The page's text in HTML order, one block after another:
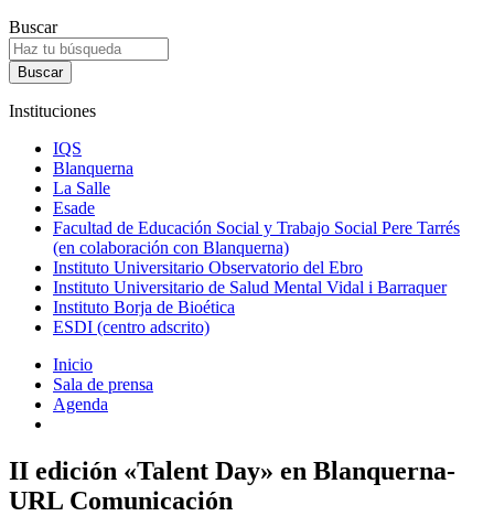
Buscar
Instituciones
IQS
Blanquerna
La Salle
Esade
Facultad de Educación Social y Trabajo Social Pere Tarrés
(en colaboración con Blanquerna)
Instituto Universitario Observatorio del Ebro
Instituto Universitario de Salud Mental Vidal i Barraquer
Instituto Borja de Bioética
ESDI (centro adscrito)
Inicio
Sala de prensa
Agenda
II edición «Talent Day» en Blanquerna-
URL Comunicación